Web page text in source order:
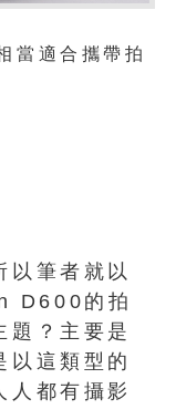
適合攜帶拍
以筆者就以
D600的拍
題？主要是
以這類型的
人都有攝影